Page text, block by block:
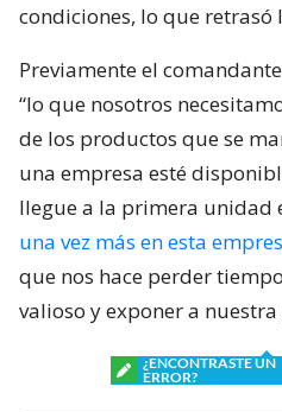
condiciones, lo que retrasó
Previamente el
“lo que nosotros
de los productos que se
una empresa esté
llegue a la primera unidad
una vez más en esta
que nos hace perder
valioso y exponer a nuestra
¿ENCONTRASTE UN
ERROR?